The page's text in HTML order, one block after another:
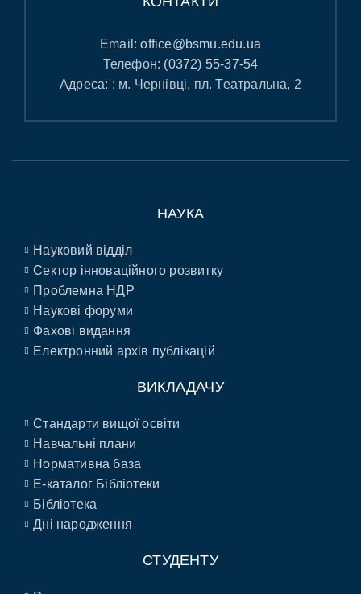
Email:office@bsmu.edu.ua
Телефон: (0372) 55-37-54
Адреса: : м. Чернівці, пл. Театральна, 2
НАУКА
Науковий відділ
Сектор інноваційного розвитку
Проблемна НДР
Наукові форуми
Фахові видання
Електронний архів публікацій
ВИКЛАДАЧУ
Стандарти вищої освіти
Навчальні плани
Нормативна база
E-каталог Бібліотеки
Бібліотека
Дні народження
СТУДЕНТУ